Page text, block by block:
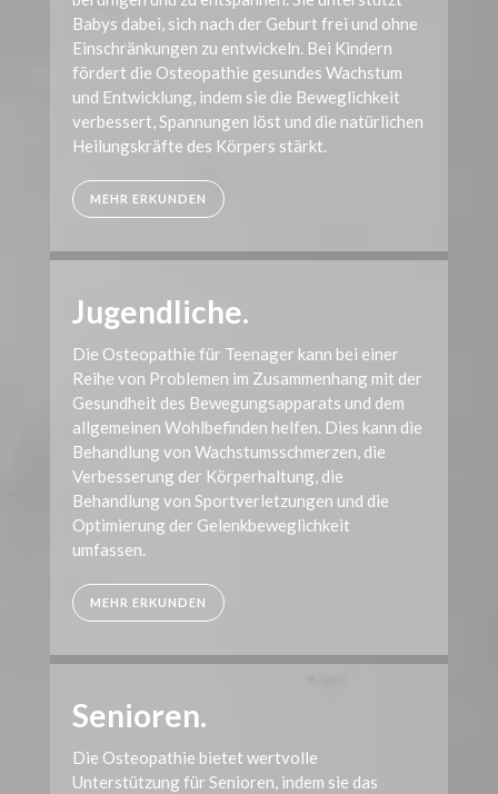
Babys dabei, sich nach der Geburt frei und ohne
Einschränkungen zu entwickeln. Bei Kindern
fördert die Osteopathie gesundes Wachstum
und Entwicklung, indem sie die Beweglichkeit
verbessert, Spannungen löst und die natürlichen
Heilungskräfte des Körpers stärkt.
MEHR ERKUNDEN
Jugendliche.
Die Osteopathie für Teenager kann bei einer
Reihe von Problemen im Zusammenhang mit der
Gesundheit des Bewegungsapparats und dem
allgemeinen Wohlbefinden helfen. Dies kann die
Behandlung von Wachstumsschmerzen, die
Verbesserung der Körperhaltung, die
Behandlung von Sportverletzungen und die
Optimierung der Gelenkbeweglichkeit
umfassen.
MEHR ERKUNDEN
Senioren.
Die Osteopathie bietet wertvolle
Unterstützung für Senioren, indem sie das